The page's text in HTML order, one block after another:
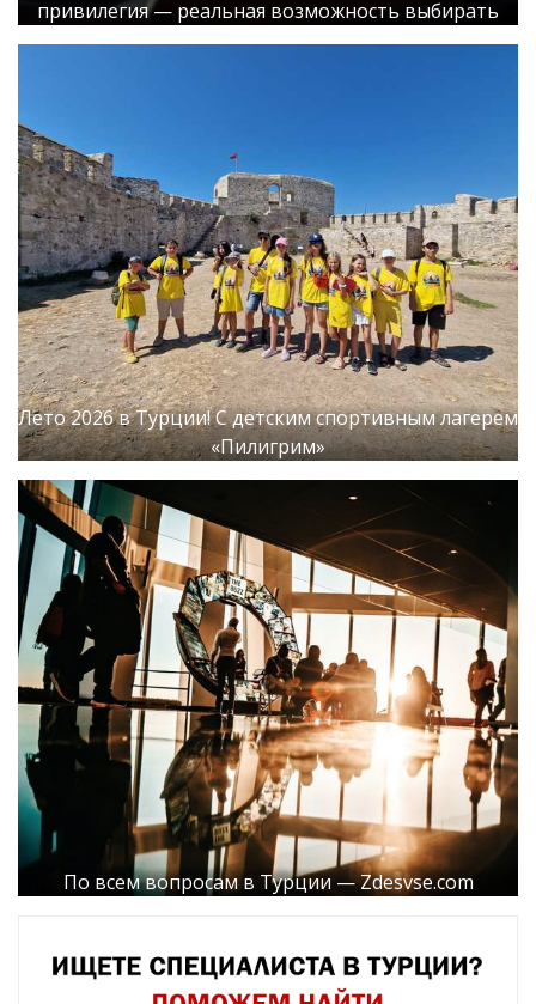
привилегия — реальная возможность выбирать
Лето 2026 в Турции! С детским спортивным лагерем
«Пилигрим»
По всем вопросам в Турции — Zdesvse.com